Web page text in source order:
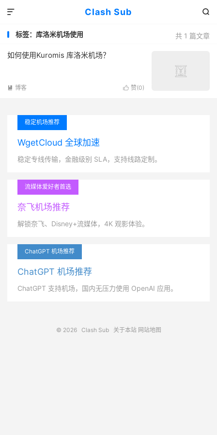
Clash Sub 

共 1 篇文章
标签：库洛米机场使用
如何使用Kuromis 库洛米机场？
 赞(0)
 博客
稳定机场推荐
WgetCloud 全球加速
稳定专线传输，金融级别 SLA，支持线路定制。
流媒体爱好者首选
奈飞机场推荐
解锁奈飞、Disney+流媒体，4K 观影体验。
ChatGPT 机场推荐
ChatGPT 机场推荐
ChatGPT 支持机场，国内无压力使用 OpenAI 应用。
© 2026 Clash Sub 关于本站 网站地图